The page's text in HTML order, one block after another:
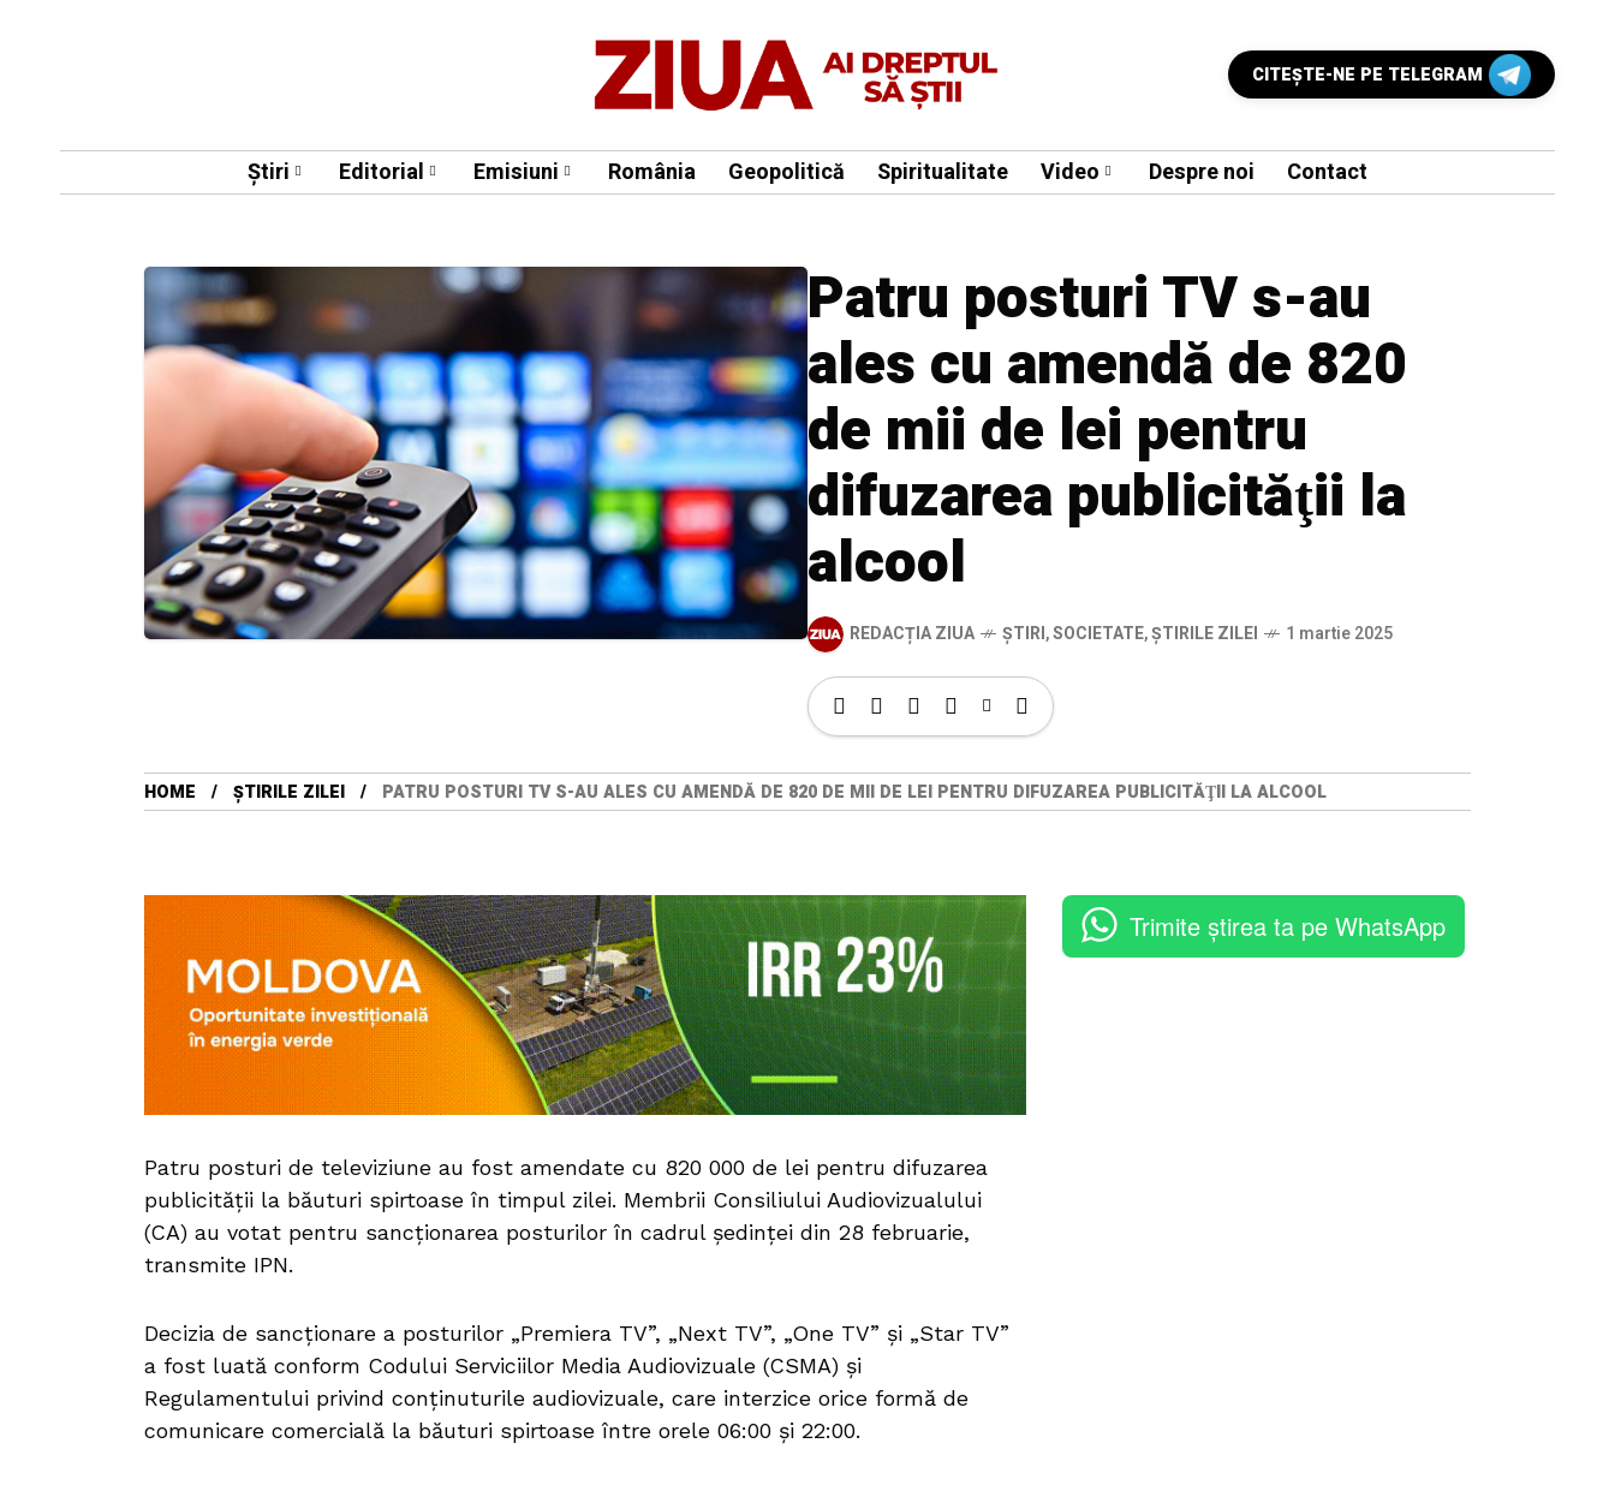
CITEŞTE-NE PE TELEGRAM
Știri Editorial Emisiuni România Geopolitică Spiritualitate Video Despre noi Contact
Patru posturi TV s-au
ales cu amendă de 820
de mii de lei pentru
difuzarea publicităţii la
alcool
REDACȚIA ZIUA ȘTIRI,SOCIETATE,ȘTIRILE ZILEI 1 martie 2025
HOME ȘTIRILE ZILEI PATRU POSTURI TV S-AU ALES CU AMENDĂ DE 820 DE MII DE LEI PENTRU DIFUZAREA PUBLICITĂŢII LA ALCOOL
Patru posturi de televiziune au fost amendate cu 820 000 de lei pentru difuzarea
publicității la băuturi spirtoase în timpul zilei. Membrii Consiliului Audiovizualului
(CA) au votat pentru sancționarea posturilor în cadrul ședinței din 28 februarie,
transmite IPN.
Decizia de sancționare a posturilor „Premiera TV”, „Next TV”, „One TV” și „Star TV”
a fost luată conform Codului Serviciilor Media Audiovizuale (CSMA) și
Regulamentului privind conținuturile audiovizuale, care interzice orice formă de
comunicare comercială la băuturi spirtoase între orele 06:00 și 22:00.
Trimite știrea ta pe WhatsApp